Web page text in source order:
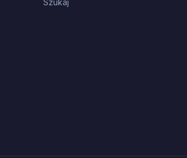
Szukaj